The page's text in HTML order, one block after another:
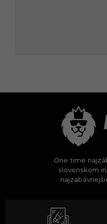
One time
slovenskom